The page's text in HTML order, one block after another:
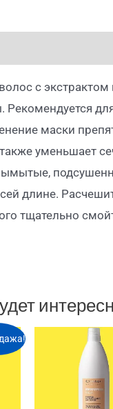
с
маски
уменьшает
длине.
тщательно